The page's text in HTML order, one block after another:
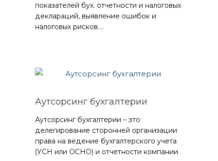
показателей бух. отчетности и налоговых
деклараций, выявление ошибок и
налоговых рисков....
Аутсорсинг бухгалтерии
Аутсорсинг бухгалтерии – это
делегирование сторонней организации
права на ведение бухгалтерского учета
(УСН или ОСНО) и отчетности компании.